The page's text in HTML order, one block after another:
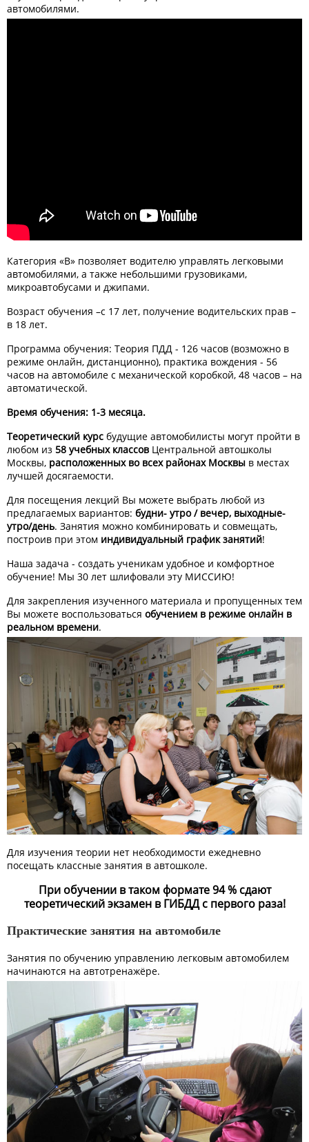
автомобилями.
Категория «В» позволяет водителю управлять легковыми
автомобилями, а также небольшими грузовиками,
микроавтобусами и джипами.
Возраст обучения –с 17 лет, получение водительских прав –
в 18 лет.
Программа обучения: Теория ПДД - 126 часов (возможно в
режиме онлайн, дистанционно), практика вождения - 56
часов на автомобиле с механической коробкой, 48 часов – на
автоматической.
Время обучения: 1-3 месяца.
Теоретический курс будущие автомобилисты могут пройти в
любом из 58 учебных классов Центральной автошколы
Москвы, расположенных во всех районах Москвы в местах
лучшей досягаемости.
Для посещения лекций Вы можете выбрать любой из
предлагаемых вариантов: будни- утро / вечер, выходные-
утро/день. Занятия можно комбинировать и совмещать,
построив при этом индивидуальный график занятий!
Наша задача - создать ученикам удобное и комфортное
обучение! Мы 30 лет шлифовали эту МИССИЮ!
Для закрепления изученного материала и пропущенных тем
Вы можете воспользоваться обучением в режиме онлайн в
реальном времени.
Для изучения теории нет необходимости ежедневно
посещать классные занятия в автошколе.
При обучении в таком формате 94 % сдают
теоретический экзамен в ГИБДД с первого раза!
Практические занятия на автомобиле
Занятия по обучению управлению легковым автомобилем
начинаются на автотренажёре.